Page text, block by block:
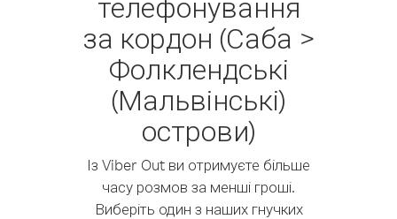
за кордон (Саба >
Фолклендські
(Мальвінські)
острови)
Із Viber Out ви отримуєте більше
часу розмов за менші гроші.
Виберіть один з наших гнучких